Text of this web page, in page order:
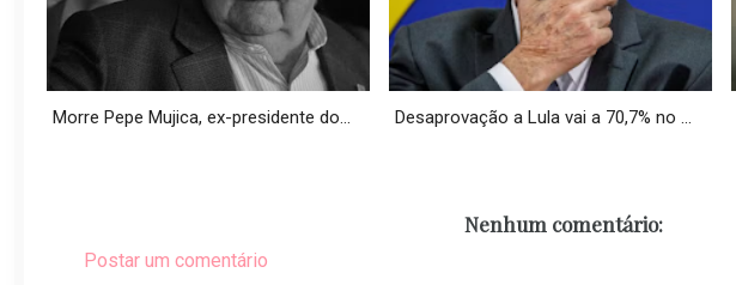
Morre Pepe Mujica, ex-presidente do... Desaprovação a Lula vai a 70,7% no ...
Nenhum comentário:
Postar um comentário